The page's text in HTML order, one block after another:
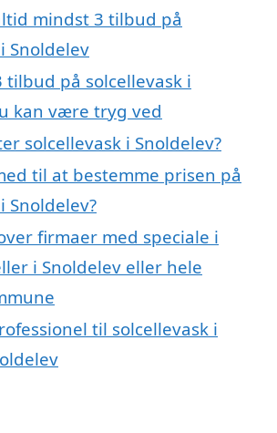
mindst 3 tilbud på
Snoldelev
tilbud på solcellevask i
kan være tryg ved
solcellevask i Snoldelev?
til at bestemme prisen på
Snoldelev?
firmaer med speciale i
i Snoldelev eller hele
til solcellevask i